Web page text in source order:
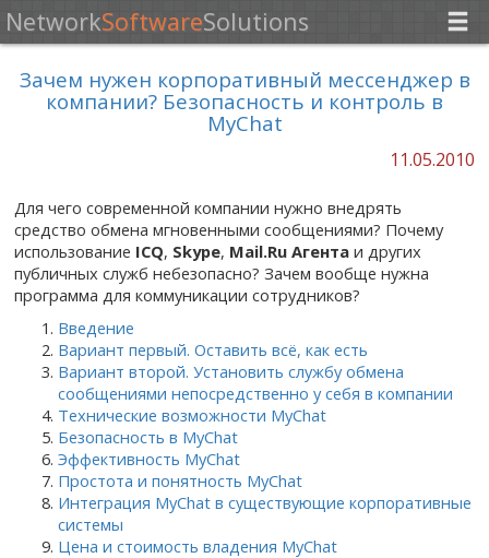
NetworkSoftwareSolutions
Зачем нужен корпоративный мессенджер в
компании? Безопасность и контроль в
MyChat
11.05.2010
Для чего современной компании нужно внедрять
средство обмена мгновенными сообщениями? Почему
использование ICQ, Skype, Mail.Ru Агента и других
публичных служб небезопасно? Зачем вообще нужна
программа для коммуникации сотрудников?
Введение
Вариант первый. Оставить всё, как есть
Вариант второй. Установить службу обмена
сообщениями непосредственно у себя в компании
Технические возможности MyChat
Безопасность в MyChat
Эффективность MyChat
Простота и понятность MyChat
Интеграция MyChat в существующие корпоративные
системы
Цена и стоимость владения MyChat